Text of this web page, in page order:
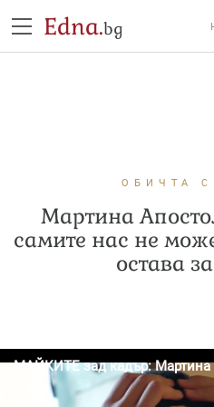
Edna.bg
ОБИЧТА
Мартина
самите нас не
остава